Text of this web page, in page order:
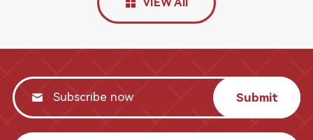
Submit